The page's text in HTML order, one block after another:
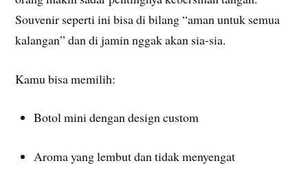
Souvenir seperti ini bisa di bilang “aman untuk semua
kalangan” dan di jamin nggak akan sia-sia.
Kamu bisa memilih:
Botol mini dengan design custom
Aroma yang lembut dan tidak menyengat